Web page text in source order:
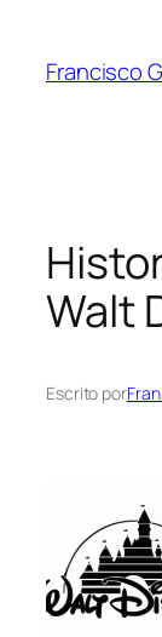
contenido
Francisco
Walt
Escrito por